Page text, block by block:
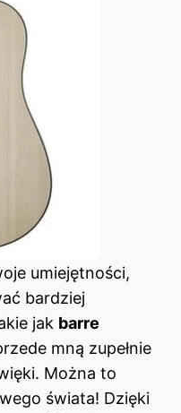
umiejętności,
bardziej
jak barre
mną zupełnie
Można to
świata! Dzięki